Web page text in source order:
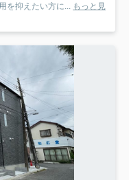
を抑えたい方に...
もっと見